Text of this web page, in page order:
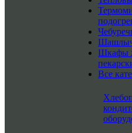
Шкафы
Все